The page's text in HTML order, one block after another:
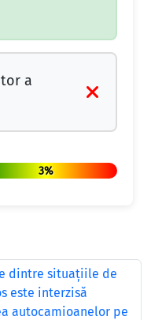
a
3%
dintre situaţiile de
este interzisă
autocamioanelor pe